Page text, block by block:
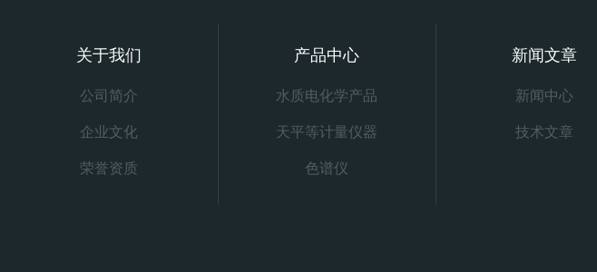
关于我们
公司简介
企业文化
荣誉资质
产品中心
水质电化学产品
天平等计量仪器
色谱仪
新闻文章
新闻中心
技术文章